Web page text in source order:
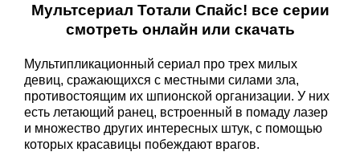
Мультсериал Тотали Спайс! все серии
смотреть онлайн или скачать
Мультипликационный сериал про трех милых
девиц, сражающихся с местными силами зла,
противостоящим их шпионской организации. У них
есть летающий ранец, встроенный в помаду лазер
и множество других интересных штук, с помощью
которых красавицы побеждают врагов.